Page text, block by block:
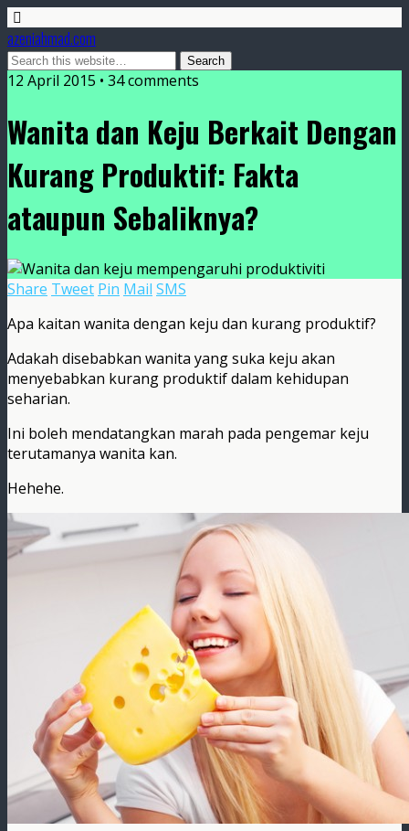
azeniahmad.com
12 April 2015 • 34 comments
Wanita dan Keju Berkait Dengan
Kurang Produktif: Fakta
ataupun Sebaliknya?
Share Tweet Pin Mail SMS
Apa kaitan wanita dengan keju dan kurang produktif?
Adakah disebabkan wanita yang suka keju akan
menyebabkan kurang produktif dalam kehidupan
seharian.
Ini boleh mendatangkan marah pada pengemar keju
terutamanya wanita kan.
Hehehe.